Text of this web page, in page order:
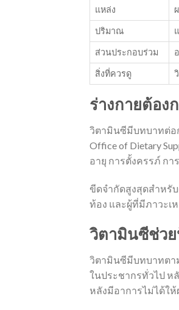
แหล่ง
ปริมาณ
ส่วนประกอบร่วม
สิ่งที่ควรดู
ร่างกายต้อง
วิตามินซีมีบทบาทต่อ
Office of Dietary
อายุ การตั้งครรภ์ ก
ขีดจำกัดสูงสุดสำหรั
ท้อง และผู้ที่มีภาวะเ
วิตามินซีช่ว
วิตามินซีมีบทบาทตา
ในประชากรทั่วไป ห
หลังมีอาการไม่ได้ใ